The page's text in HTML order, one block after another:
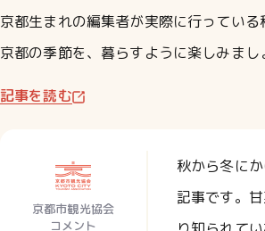
京都生まれの編集者が実際に行ってい
京都の季節を、暮らすように楽しみまし
記事を読む
京都市観光協会
コメント
秋から冬に
記事です。